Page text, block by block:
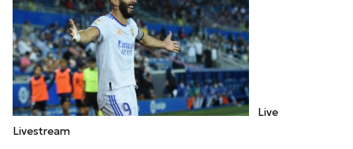
Live
Livestream